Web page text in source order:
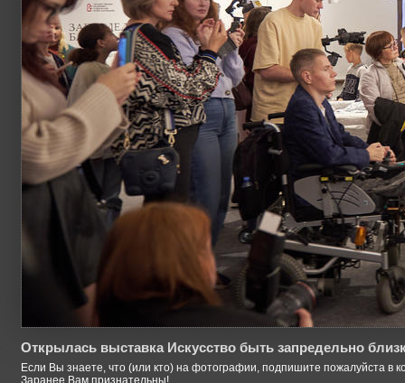
Открылась выставка Искусство быть запредельно
Если Вы знаете, что (или кто) на фотографии, подпишите пожалуйста в